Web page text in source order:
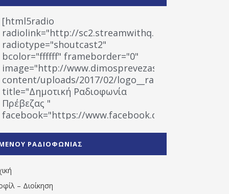
[html5radio
radiolink="http://sc2.streamwithq.com:8028/
radiotype="shoutcast2"
bcolor="ffffff" frameborder="0"
image="http://www.dimosprevezas.gr/wp-
content/uploads/2017/02/logo__radiofonias.jpg"
title="Δημοτική Ραδιοφωνία
Πρέβεζας "
facebook="https://www.facebook.com/
1531194763766854/" artist="" ]
ΡΑΔΙΟΦΩΝΙΑΣ
– Διοίκηση